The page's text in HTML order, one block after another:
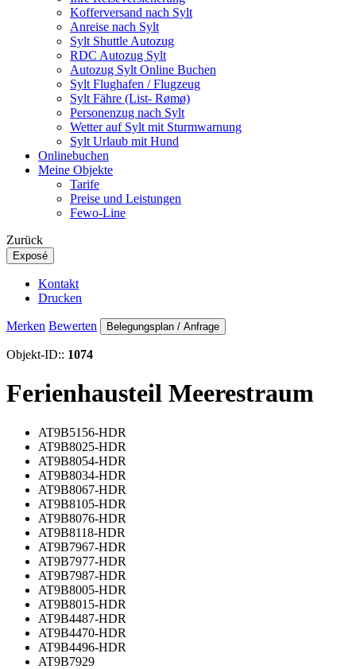
Kofferversand nach Sylt
Anreise nach Sylt
Sylt Shuttle Autozug
RDC Autozug Sylt
Autozug Sylt Online Buchen
Sylt Flughafen / Flugzeug
Sylt Fähre (List- Rømø)
Personenzug nach Sylt
Wetter auf Sylt mit Sturmwarnung
Sylt Urlaub mit Hund
Onlinebuchen
Meine Objekte
Tarife
Preise und Leistungen
Fewo-Line
Zurück
Exposé
Kontakt
Drucken
Merken Bewerten Belegungsplan / Anfrage
Objekt-ID:: 1074
Ferienhausteil Meerestraum
AT9B5156-HDR
AT9B8025-HDR
AT9B8054-HDR
AT9B8034-HDR
AT9B8067-HDR
AT9B8105-HDR
AT9B8076-HDR
AT9B8118-HDR
AT9B7967-HDR
AT9B7977-HDR
AT9B7987-HDR
AT9B8005-HDR
AT9B8015-HDR
AT9B4487-HDR
AT9B4470-HDR
AT9B4496-HDR
AT9B7929